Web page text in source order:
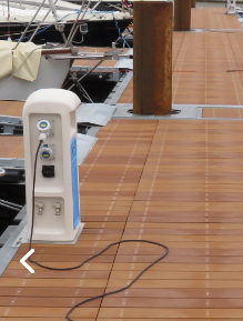
HAJÓKIKÖTŐK
TERVEZÉSE,
kis- és
cölöpös és úszó
bejáróhíd és